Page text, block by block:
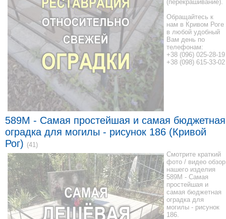
(перекрашивание).
Обращайтесь к
нам в Кривом Роге
в любой удобный
Вам день по
телефонам:
+38 (096) 025-28-19
+38 (098) 615-33-02
589M - Самая простейшая и самая бюджетная
оградка для могилы - рисунок 186 (Кривой
Рог) (41)
Смотрите краткий
фото / видео обзор
нашего изделия
589M - Самая
простейшая и
самая бюджетная
оградка для
могилы - рисунок
186.